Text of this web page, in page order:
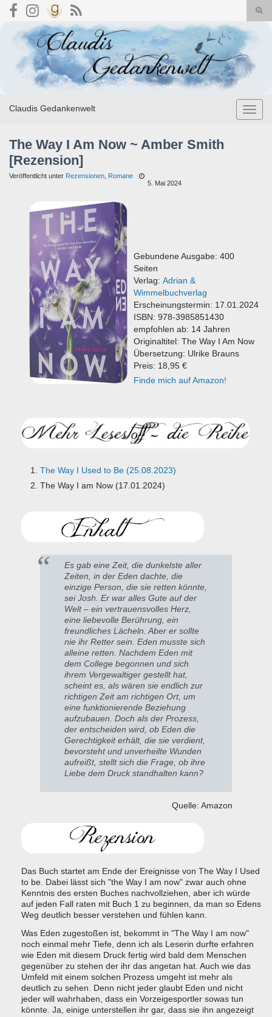
Search for:
Claudis Gedankenwelt
The Way I Am Now ~ Amber Smith
[Rezension]
Veröffentlicht unter Rezensionen Romane
5. Mai 2024
Gebundene Ausgabe: 400
Seiten
Verlag: Adrian &
Wimmelbuchverlag
Erscheinungstermin: 17.01.2024
ISBN: 978-3985851430
empfohlen ab: 14 Jahren
Originaltitel: The Way I Am Now
Übersetzung: Ulrike Brauns
Preis: 18,95 €
Finde mich auf Amazon!
The Way I Used to Be (25.08.2023)
The Way I am Now (17.01.2024)
Es gab eine Zeit, die dunkelste aller
Zeiten, in der Eden dachte, die
einzige Person, die sie retten könnte,
sei Josh. Er war alles Gute auf der
Welt – ein vertrauensvolles Herz,
eine liebevolle Berührung, ein
freundliches Lächeln. Aber er sollte
nie ihr Retter sein. Eden musste sich
alleine retten. Nachdem Eden mit
dem College begonnen und sich
ihrem Vergewaltiger gestellt hat,
scheint es, als wären sie endlich zur
richtigen Zeit am richtigen Ort, um
eine funktionierende Beziehung
aufzubauen. Doch als der Prozess,
der entscheiden wird, ob Eden die
Gerechtigkeit erhält, die sie verdient,
bevorsteht und unverheilte Wunden
aufreißt, stellt sich die Frage, ob ihre
Liebe dem Druck standhalten kann?
Quelle: Amazon
Das Buch startet am Ende der Ereignisse von The Way I Used
to be. Dabei lässt sich "the Way I am now" zwar auch ohne
Kenntnis des ersten Buches nachvollziehen, aber ich würde
auf jeden Fall raten mit Buch 1 zu beginnen, da man so Edens
Weg deutlich besser verstehen und fühlen kann.
Was Eden zugestoßen ist, bekommt in "The Way I am now"
noch einmal mehr Tiefe, denn ich als Leserin durfte erfahren
wie Eden mit diesem Druck fertig wird bald dem Menschen
gegenüber zu stehen der ihr das angetan hat. Auch wie das
Umfeld mit einem solchen Prozess umgeht ist mehr als
deutlich zu sehen. Denn nicht jeder glaubt Eden und nicht
jeder will wahrhaben, dass ein Vorzeigesportler sowas tun
könnte. Ja, einige unterstellen ihr gar, dass sie ihn angezeigt